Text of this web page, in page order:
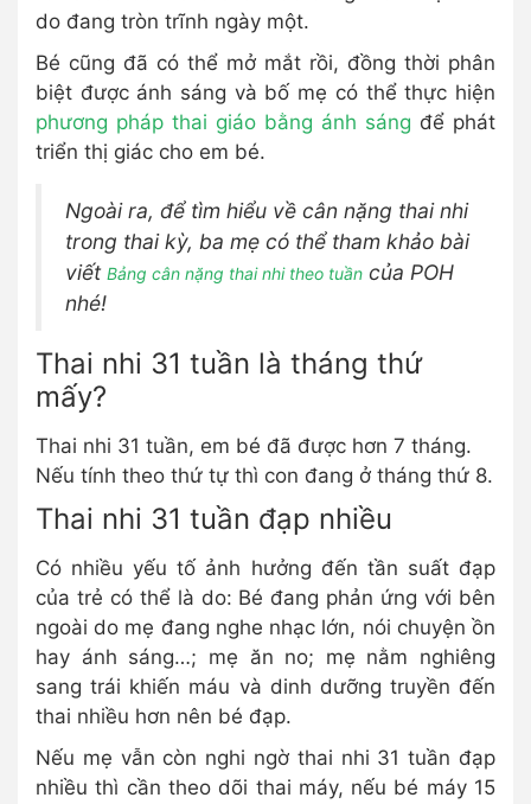
do đang tròn trĩnh ngày một.
Bé cũng đã có thể mở mắt rồi, đồng thời phân
biệt được ánh sáng và bố mẹ có thể thực hiện
phương pháp thai giáo bằng ánh sáng để phát
triển thị giác cho em bé.
Ngoài ra, để tìm hiểu về cân nặng thai nhi
trong thai kỳ, ba mẹ có thể tham khảo bài
viết Bảng cân nặng thai nhi theo tuần của POH
nhé!
Thai nhi 31 tuần là tháng thứ
mấy?
Thai nhi 31 tuần, em bé đã được hơn 7 tháng.
Nếu tính theo thứ tự thì con đang ở tháng thứ 8.
Thai nhi 31 tuần đạp nhiều
Có nhiều yếu tố ảnh hưởng đến tần suất đạp
của trẻ có thể là do: Bé đang phản ứng với bên
ngoài do mẹ đang nghe nhạc lớn, nói chuyện ồn
hay ánh sáng…; mẹ ăn no; mẹ nằm nghiêng
sang trái khiến máu và dinh dưỡng truyền đến
thai nhiều hơn nên bé đạp.
Nếu mẹ vẫn còn nghi ngờ thai nhi 31 tuần đạp
nhiều thì cần theo dõi thai máy, nếu bé máy 15